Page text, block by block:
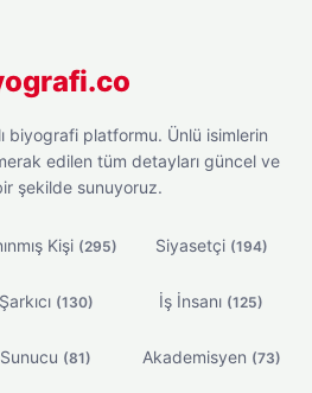
biyografi platformu. Ünlü isimlerin
edilen tüm detayları güncel ve
şekilde sunuyoruz.
Kişi (295) Siyasetçi (194)
Şarkıcı (130) İş İnsanı (125)
Sunucu (81) Akademisyen (73)